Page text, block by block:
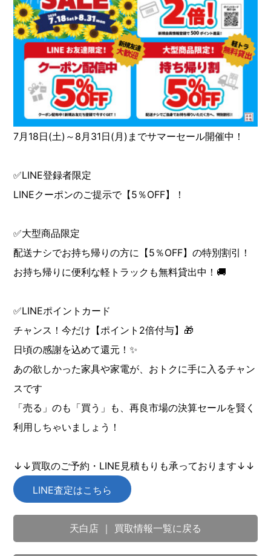
7月18日(土)～8月31日(月)までサマーセール開催中！
✅LINE登録者限定
LINEクーポンのご提示で【5％OFF】！
✅大型商品限定
配送ナシでお持ち帰りの方に【5％OFF】の特別割引！
お持ち帰りに便利な軽トラックも無料貸出中！🚚
✅LINEポイントカード
チャンス！今だけ【ポイント2倍付与】🎁
日頃の感謝を込めて還元！✨
あの欲しかった家具や家電が、おトクに手に入るチャン
スです
「売る」のも「買う」も、再良市場の決算セールを賢く
利用しちゃいましょう！
↓↓買取のご予約・LINE見積もりも承っております↓↓
LINE査定はこちら
天白店 ｜ 買取情報一覧に戻る